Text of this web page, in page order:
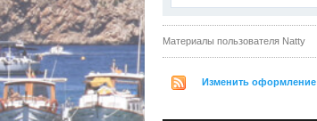
Материалы пользователя Natty
Изменить оформление